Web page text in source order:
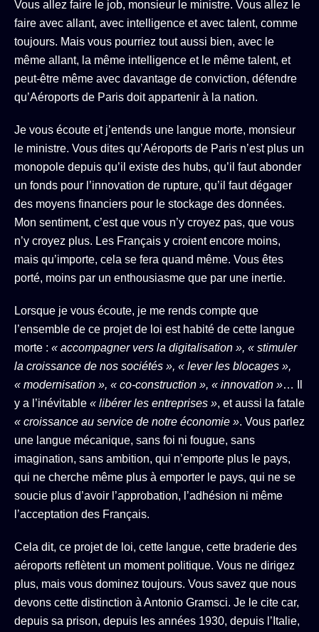
Vous allez faire le job, monsieur le ministre. Vous allez le
faire avec allant, avec intelligence et avec talent, comme
toujours. Mais vous pourriez tout aussi bien, avec le
même allant, la même intelligence et le même talent, et
peut-être même avec davantage de conviction, défendre
qu’Aéroports de Paris doit appartenir à la nation.
Je vous écoute et j’entends une langue morte, monsieur
le ministre. Vous dites qu’Aéroports de Paris n’est plus un
monopole depuis qu’il existe des hubs, qu’il faut abonder
un fonds pour l’innovation de rupture, qu’il faut dégager
des moyens financiers pour le stockage des données.
Mon sentiment, c’est que vous n’y croyez pas, que vous
n’y croyez plus. Les Français y croient encore moins,
mais qu’importe, cela se fera quand même. Vous êtes
porté, moins par un enthousiasme que par une inertie.
Lorsque je vous écoute, je me rends compte que
l’ensemble de ce projet de loi est habité de cette langue
morte : « accompagner vers la digitalisation », « stimuler
la croissance de nos sociétés », « lever les blocages »,
« modernisation », « co-construction », « innovation »… Il
y a l’inévitable « libérer les entreprises », et aussi la fatale
« croissance au service de notre économie ». Vous parlez
une langue mécanique, sans foi ni fougue, sans
imagination, sans ambition, qui n’emporte plus le pays,
qui ne cherche même plus à emporter le pays, qui ne se
soucie plus d’avoir l’approbation, l’adhésion ni même
l’acceptation des Français.
Cela dit, ce projet de loi, cette langue, cette braderie des
aéroports reflètent un moment politique. Vous ne dirigez
plus, mais vous dominez toujours. Vous savez que nous
devons cette distinction à Antonio Gramsci. Je le cite car,
depuis sa prison, depuis les années 1930, depuis l’Italie,